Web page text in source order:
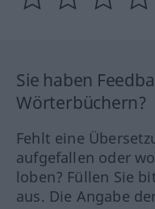
Sie haben
Wörterbüchern?
Fehlt eine
aufgefallen oder
loben? Füllen Sie
aus. Die Angabe